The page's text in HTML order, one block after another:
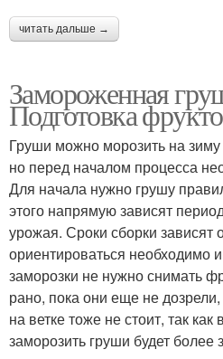
читать дальше →
Замороженная
Подготовка
Груши можно морозить на
но перед началом процесса
Для начала нужно грушу
этого напрямую зависят
урожая. Сроки сборки зависят
ориентироваться необходимо
заморозки не нужно снимать
рано, пока они еще не
на ветке тоже не стоит, так
заморозить груши будет более